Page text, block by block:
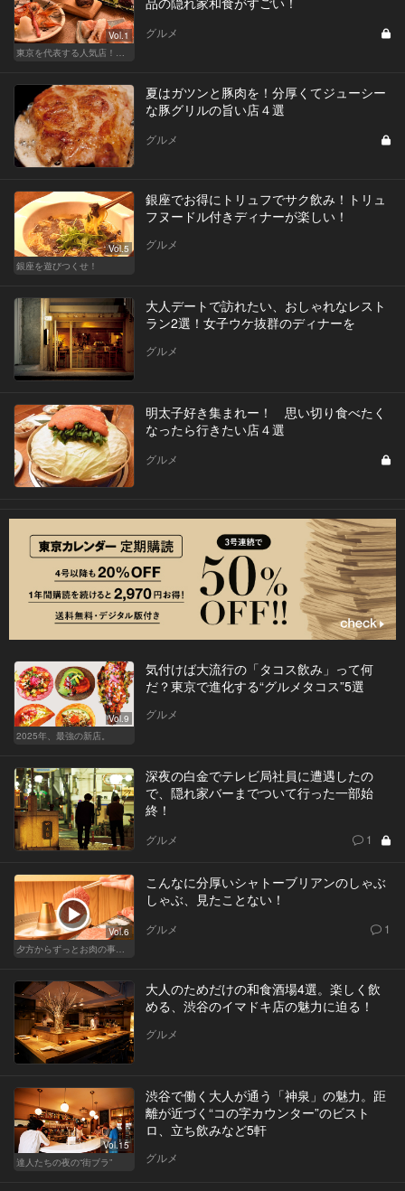
Vol.1
東京を代表する人気店！ほかほか絶品おにぎり
グルメ
夏はガツンと豚肉を！分厚くてジューシー
な豚グリルの旨い店４選
グルメ
Vol.5
銀座を遊びつくせ！
銀座でお得にトリュフでサク飲み！トリュ
フヌードル付きディナーが楽しい！
グルメ
大人デートで訪れたい、おしゃれなレスト
ラン2選！女子ウケ抜群のディナーを
グルメ
明太子好き集まれー！ 思い切り食べたく
なったら行きたい店４選
グルメ
Vol.9
2025年、最強の新店。
気付けば大流行の「タコス飲み」って何
だ？東京で進化する“グルメタコス”5選
グルメ
深夜の白金でテレビ局社員に遭遇したの
で、隠れ家バーまでついて行った一部始
終！
グルメ 1
Vol.6
こんなに分厚いシャトーブリアンのしゃぶ
しゃぶ、見たことない！
グルメ 1
大人のためだけの和食酒場4選。楽しく飲
める、渋谷のイマドキ店の魅力に迫る！
グルメ
Vol.15
達人たちの夜の“街ブラ”
渋谷で働く大人が通う「神泉」の魅力。距
離が近づく“コの字カウンター”のビスト
ロ、立ち飲みなど5軒
グルメ